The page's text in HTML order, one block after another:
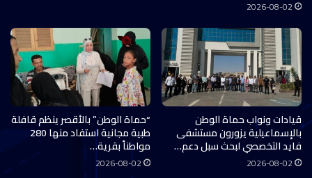
2026-08-02
قيادات ونواب حماة الوطن
بالإسماعيلية يزورون مستشفى
فايد التخصصي لبحث سبل دعم…
2026-08-02
“حماة الوطن” بالأقصر ينظم قافلة
طبية مجانية استفاد منها 280
مواطناً بقرية…
2026-08-02